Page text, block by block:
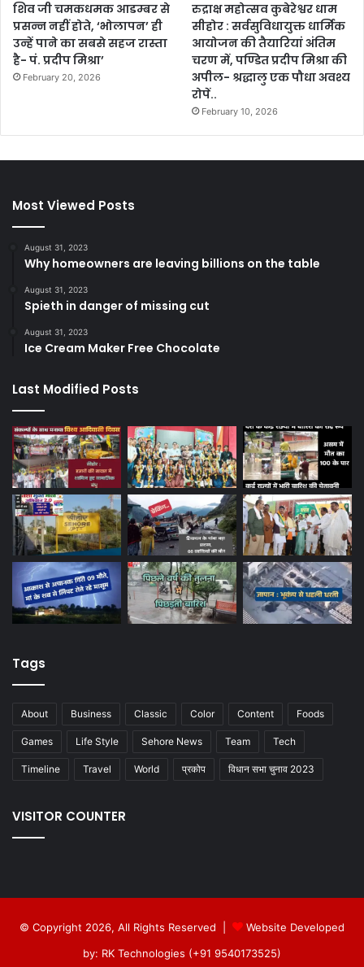
शिव जी चमकधमक आडम्बर से
प्रसन्न नहीं होते, ‘भोलापन’ ही
उन्हें पाने का सबसे सहज रास्ता
है- पं. प्रदीप मिश्रा’
February 20, 2026
रुद्राक्ष महोत्सव कुबेरेश्वर धाम
सीहोर : सर्वसुविधायुक्त धार्मिक
आयोजन की तैयारियां अंतिम
चरण में, पण्डित प्रदीप मिश्रा की
अपील- श्रद्धालु एक पौधा अवश्य
रोपें..
February 10, 2026
Most Viewed Posts
August 31, 2023
Why homeowners are leaving billions on the table
August 31, 2023
Spieth in danger of missing cut
August 31, 2023
Ice Cream Maker Free Chocolate
Last Modified Posts
Tags
About Business Classic Color Content Foods
Games Life Style Sehore News Team Tech
Timeline Travel World प्रकोप विधान सभा चुनाव 2023
VISITOR COUNTER
© Copyright 2026, All Rights Reserved |
Website Developed
by: RK Technologies (+91 9540173525)